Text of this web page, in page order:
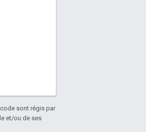
sont régis par
et/ou de ses